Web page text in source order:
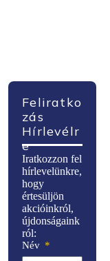
Feliratko
Zás
Hírlevélr
E
Iratkozzon fel
hírlevelünkre,
hogy
értesüljön
akcióinkról,
újdonságaink
ról:
Név